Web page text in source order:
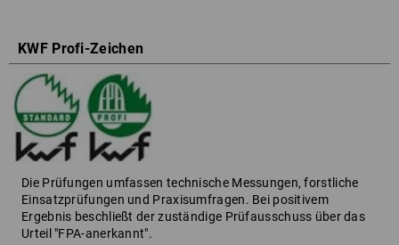
KWF Profi-Zeichen
Die Prüfungen umfassen technische Messungen, forstliche
Einsatzprüfungen und Praxisumfragen. Bei positivem
Ergebnis beschließt der zuständige Prüfausschuss über das
Urteil "FPA-anerkannt".